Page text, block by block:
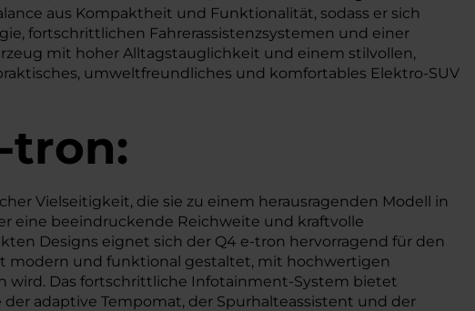
aus Kompaktheit und Funktionalität, sodass er sich
fortschrittlichen Fahrerassistenzsystemen und einer
mit hoher Alltagstauglichkeit und einem stilvollen,
umweltfreundliches und komfortables Elektro-SUV
tron:
Vielseitigkeit, die sie zu einem herausragenden Modell in
eine beeindruckende Reichweite und kraftvolle
Designs eignet sich der Q4 e-tron hervorragend für den
modern und funktional gestaltet, mit hochwertigen
wird. Das fortschrittliche Infotainment-System bietet
adaptive Tempomat, der Spurhalteassistent und der